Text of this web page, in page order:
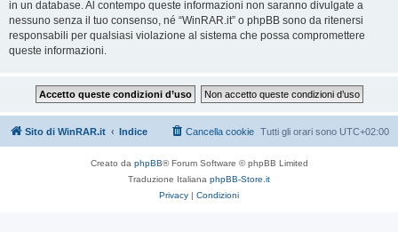
in un database. Al contempo queste informazioni non saranno divulgate a
nessuno senza il tuo consenso, né “WinRAR.it” o phpBB sono da ritenersi
responsabili per qualsiasi violazione al sistema che possa compromettere
queste informazioni.
Sito di WinRAR.it Indice Tutti gli orari sono UTC+02:00
Cancella cookie
Creato da phpBB® Forum Software © phpBB Limited
Traduzione Italiana phpBB-Store.it
Privacy | Condizioni